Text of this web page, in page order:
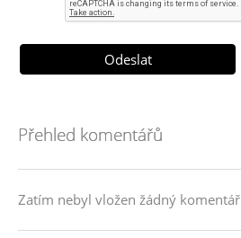
Přehled komentářů
Zatím nebyl vložen žádný komentář